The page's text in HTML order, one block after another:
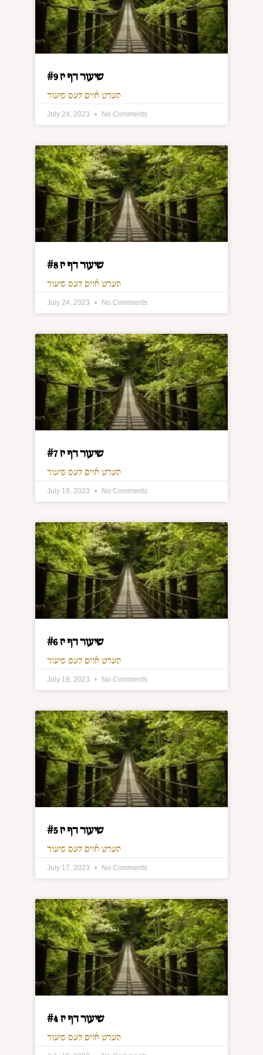
שיעור דף יז #9
הערט אויס דעם שיעור
July 24, 2023 No Comments
שיעור דף יז #8
הערט אויס דעם שיעור
July 24, 2023 No Comments
שיעור דף יז #7
הערט אויס דעם שיעור
July 19, 2023 No Comments
שיעור דף יז #6
הערט אויס דעם שיעור
July 18, 2023 No Comments
שיעור דף יז #5
הערט אויס דעם שיעור
July 17, 2023 No Comments
שיעור דף יז #4
הערט אויס דעם שיעור